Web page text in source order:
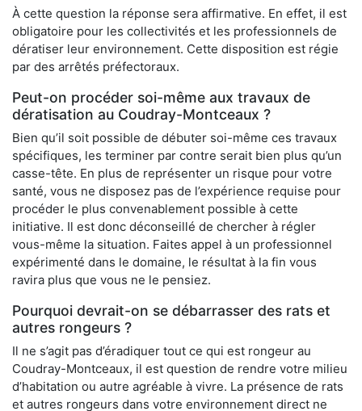
À cette question la réponse sera affirmative. En effet, il est
obligatoire pour les collectivités et les professionnels de
dératiser leur environnement. Cette disposition est régie
par des arrêtés préfectoraux.
Peut-on procéder soi-même aux travaux de
dératisation au Coudray-Montceaux ?
Bien qu’il soit possible de débuter soi-même ces travaux
spécifiques, les terminer par contre serait bien plus qu’un
casse-tête. En plus de représenter un risque pour votre
santé, vous ne disposez pas de l’expérience requise pour
procéder le plus convenablement possible à cette
initiative. Il est donc déconseillé de chercher à régler
vous-même la situation. Faites appel à un professionnel
expérimenté dans le domaine, le résultat à la fin vous
ravira plus que vous ne le pensiez.
Pourquoi devrait-on se débarrasser des rats et
autres rongeurs ?
Il ne s’agit pas d’éradiquer tout ce qui est rongeur au
Coudray-Montceaux, il est question de rendre votre milieu
d’habitation ou autre agréable à vivre. La présence de rats
et autres rongeurs dans votre environnement direct ne